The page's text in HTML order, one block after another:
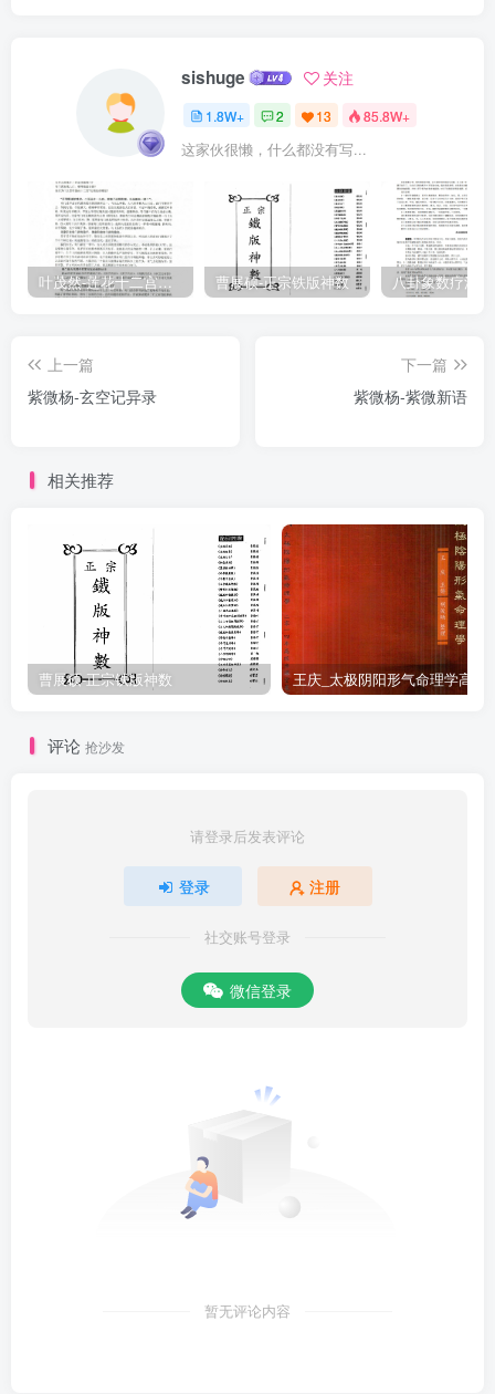
sishuge 关注
1.8W+ 2 13 85.8W+
这家伙很懒，什么都没有写...
叶茂然-莲花十二宫佛家奇门面授及答疑 曹展硕-正宗铁版神数
上一篇
紫微杨-玄空记异录
下一篇
紫微杨-紫微新语
相关推荐
曹展硕-正宗铁版神数
评论 抢沙发
请登录后发表评论
登录 注册
社交账号登录
微信登录
暂无评论内容